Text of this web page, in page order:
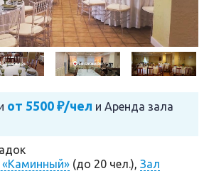
от 5500 ₽/чел и Аренда зала
«Каминный» (до 20 чел.), Зал